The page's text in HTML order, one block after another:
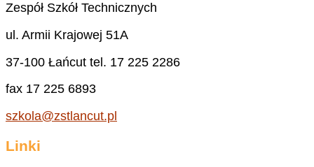
Zespół Szkół Technicznych
ul. Armii Krajowej 51A
37-100 Łańcut tel. 17 225 2286
fax 17 225 6893
szkola@zstlancut.pl
Linki